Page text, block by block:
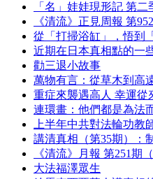
「名」娃娃現形記 第二
《清流》正見周報 第
從「打掃浴缸」，悟到
近期在日本真相點的一
勸三退小故事
萬物有言：從草木到高
重症來襲遇高人 幸運從
連環畫：他們都是為法
上半年中共對法輪功教
講清真相（第35期）：
《清流》月報 第251期
大法福澤眾生